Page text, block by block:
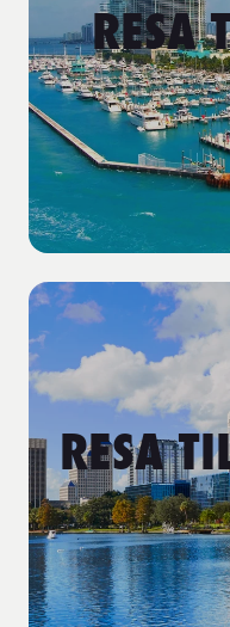
RESA
RESA